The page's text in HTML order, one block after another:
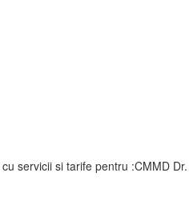
servicii si tarife pentru :CMMD